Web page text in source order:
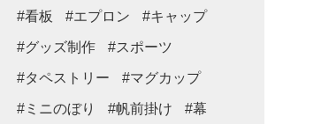
#看板 #エプロン #キャップ
#グッズ制作 #スポーツ
#タペストリー #マグカップ
#ミニのぼり #帆前掛け #幕